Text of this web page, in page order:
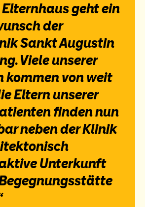
geht ein
der
Sankt Augustin
Viele unserer
kommen von weit
Eltern unserer
finden nun
neben der Klinik
Unterkunft